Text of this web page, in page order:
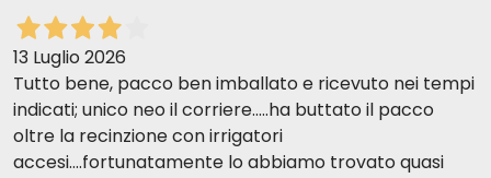
13 Luglio 2026
Tutto bene, pacco ben imballato e ricevuto nei tempi
indicati; unico neo il corriere.....ha buttato il pacco
oltre la recinzione con irrigatori
accesi....fortunatamente lo abbiamo trovato quasi